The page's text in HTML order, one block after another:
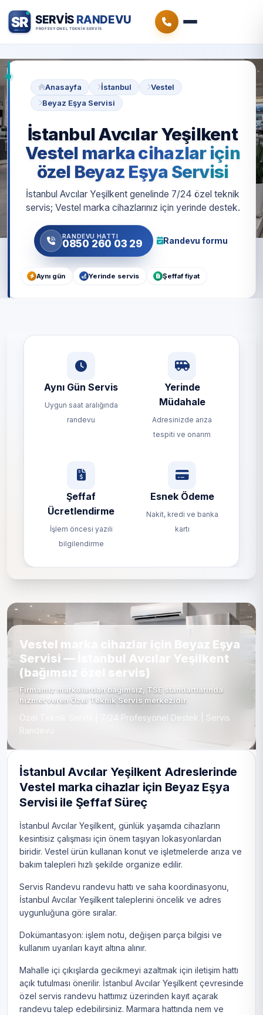
Anasayfa İstanbul
Vestel
Beyaz Eşya Servisi
İstanbul Avcılar Yeşilkent
Vestel marka cihazlar için
özel Beyaz Eşya Servisi
İstanbul Avcılar Yeşilkent genelinde 7/24 özel teknik
servis; Vestel marka cihazlarınız için yerinde destek.
RANDEVU HATTI
0850 260 03 29 Randevu formu
Aynı gün Yerinde servis Şeffaf fiyat
Aynı Gün Servis
Uygun saat aralığında
randevu
Yerinde
Müdahale
Adresinizde arıza
tespiti ve onarım
Şeffaf
Ücretlendirme
İşlem öncesi yazılı
bilgilendirme
Esnek Ödeme
Nakit, kredi ve banka
kartı
Vestel marka cihazlar için Beyaz Eşya
Servisi — İstanbul Avcılar Yeşilkent
(bağımsız özel servis)
Firmamız markalardan bağımsız, TSE standartlarında
hizmet veren Özel Teknik Servis merkezidir.
Özel Teknik Servis | 7/24 Profesyonel Destek | Servis
İstanbul Avcılar Yeşilkent Adreslerinde
Vestel marka cihazlar için Beyaz Eşya
Servisi ile Şeffaf Süreç
İstanbul Avcılar Yeşilkent, günlük yaşamda cihazların
kesintisiz çalışması için önem taşıyan lokasyonlardan
biridir. Vestel ürün kullanan konut ve işletmelerde arıza ve
bakım talepleri hızlı şekilde organize edilir.
Servis Randevu randevu hattı ve saha koordinasyonu,
İstanbul Avcılar Yeşilkent taleplerini öncelik ve adres
uygunluğuna göre sıralar.
Dokümantasyon: işlem notu, değişen parça bilgisi ve
kullanım uyarıları kayıt altına alınır.
Mahalle içi çıkışlarda gecikmeyi azaltmak için iletişim hattı
açık tutulması önerilir. İstanbul Avcılar Yeşilkent çevresinde
özel servis randevu hattımız üzerinden kayıt açarak
randevu talep edebilirsiniz. Marmara hattında nem ve